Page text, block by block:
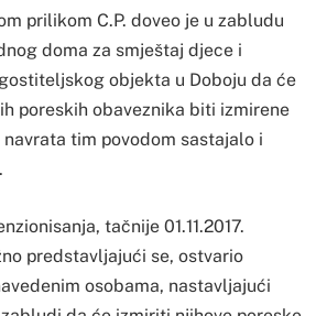
prilikom C.P. doveo je u zabludu
doma za smještaj djece i
objekta u Doboju da će
poreskih obaveznika biti izmirene
tim povodom sastajalo i
tačnije 01.11.2017.
predstavljajući se, ostvario
osobama, nastavljajući